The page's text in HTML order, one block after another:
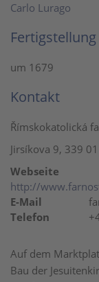
Auf dem
Bau der
Carlo Lurago
um 1679
Kontakt
Římskokatolická
Jirsíkova 9, 339
Webseite
http://
E-Mail
Telefon